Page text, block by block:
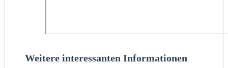
Weitere interessanten Informationen